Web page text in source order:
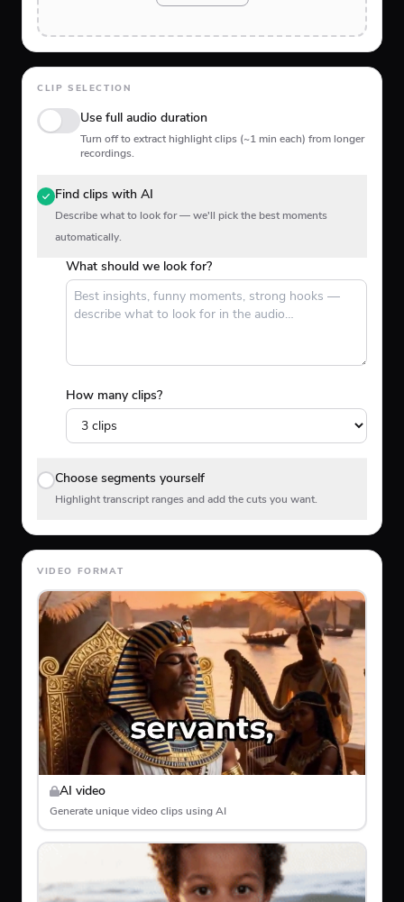
CLIP SELECTION
Use full audio duration
Turn off to extract highlight clips (~1 min each) from longer
recordings.
Find clips with AI
Describe what to look for — we'll pick the best moments
automatically.
What should we look for?
How many clips?
Choose segments yourself
Highlight transcript ranges and add the cuts you want.
VIDEO FORMAT
AI video
Generate unique video clips using AI